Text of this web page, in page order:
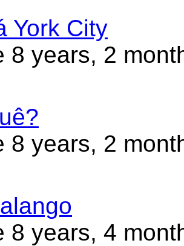
York City
8 years, 2
8 years, 2
8 years, 4